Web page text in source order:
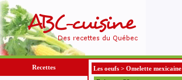
Recettes Les oeufs > Omelette mexicaine